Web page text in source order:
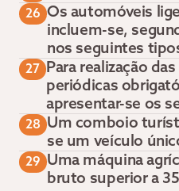
26 Os automóveis
incluem-se,
nos seguintes
27 Para realização
periódicas
apresentar-se os
28 Um comboio
se um veículo
29 Uma máquina
bruto superior a